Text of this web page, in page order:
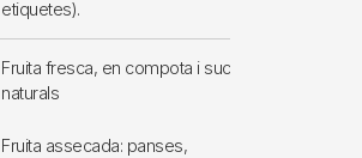
etiquetes).
Fruita fresca, en compota i sucs
naturals
Fruita assecada: panses,